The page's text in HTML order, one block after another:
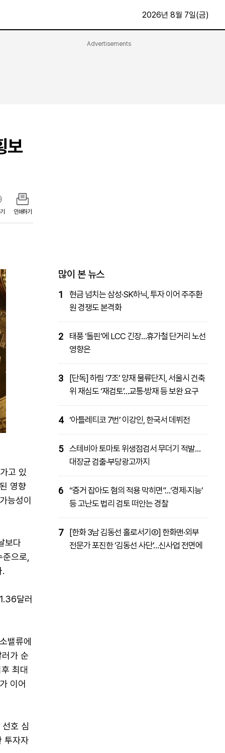
2026년 8월 7일(금)
Advertisements
보
인쇄하기
고 있
영향
능성이
보다
으로,
.
달러
밸류에
가 순
최대
이어
호 심
투자자
많이 본 뉴스
1
현금 넘치는 삼성·SK하닉, 투자 이어 주주환
원 경쟁도 본격화
2
태풍 ‘돌핀’에 LCC 긴장…휴가철 단거리 노선
영향은
3
[단독] 하림 ‘7조’ 양재 물류단지, 서울시 건축
위 재심도 ‘재검토’…교통·방재 등 보완 요구
4 ‘아틀레티코 7번’ 이강인, 한국서 데뷔전
5 스테비아 토마토 위생점검서 무더기 적발…
대장균 검출·부당광고까지
6 “증거 잡아도 혐의 적용 막히면”…‘경제·지능’
등 고난도 법리 검토 떠안는 경찰
7
[한화 3남 김동선 홀로서기②] 한화맨·외부
전문가 포진한 ‘김동선 사단’…신사업 전면에